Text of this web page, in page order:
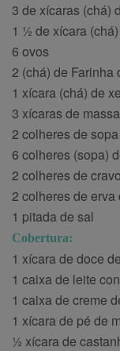
3 de xícaras (chá)
1 ½ de xícara
6 ovos
2 (chá) de Farinha
1 xícara (chá) de
3 xícaras de
2 colheres de
6 colheres (sopa)
2 colheres de
2 colheres de erva
1 pitada de sal
Cobertura:
1 xícara de doce
1 caixa de leite
1 caixa de creme
1 xícara de pé de
½ xícara de